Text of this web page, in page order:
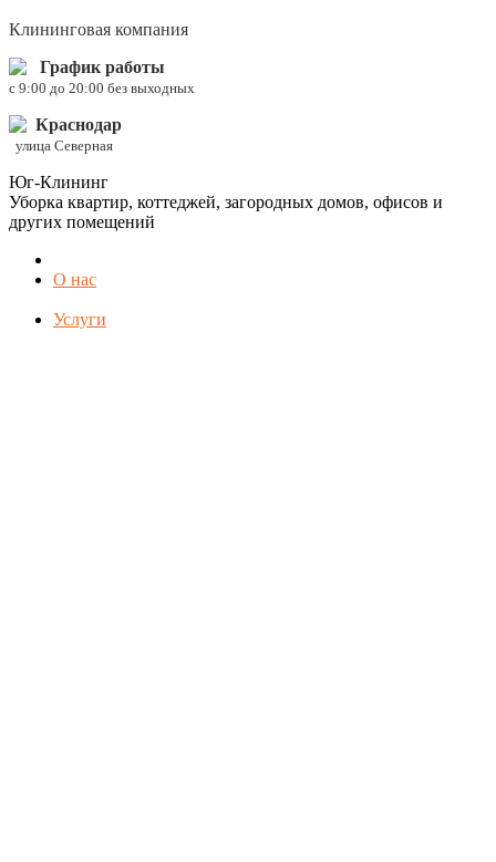
Клининговая компания
График работы
c 9:00 до 20:00 без выходных
Краснодар
улица Северная
Юг-Клининг
Уборка квартир, коттеджей, загородных домов, офисов и
других помещений
О нас
Услуги